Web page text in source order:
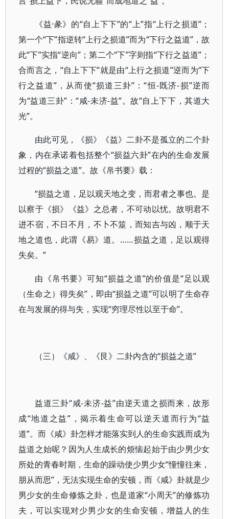
《益·彖》的“自上下下”的“上”指“上行之损道”；
第一个“下”指逆转“上行之损道”而为“下行之益道”，故
此“下”实指“逆向”；第二个“下”字则指“下行之益道”；
合而言之，“自上下下”就是由“上行之损道”逆而为“下
行之益道”，从而使“损道三卦”：“恒-既济-损”逆而
为“益道三卦”：“咸-未济-益”。故“自上下下，其道大
光”。
由此可见，《损》《益》二卦不是孤立的二个卦
象，内在承诺着包括整个“损益六卦”在内的生命发展
过程的“损益之道”。故《帛书要》载：
“损益之道，足以观天地之变，而君者之事也。是
以察于《损》《益》之总者，不可动以忧。故明君不
进不宿，不日不月，不卜不筮，而知吉与凶，顺于天
地之道也，此谓《易》道。……损益之道，足以观得
失矣。”
由《帛书要》可知“损益之道”的价值是“足以观
（生命之）得失矣”，即由“损益之道”可以明了生命存
在与发展的得与失，实现“穷理尽性以至于命”。
（三）《咸》、《艮》二卦内含的“损益之道”
益道三卦“咸-未济-益”由逆天道之损而来，故形
成“地道之益”，揭示着生命可以逆天道而行为“益
道”。而《咸》卦怎样才能落实到人的生命实践而成为
益道之始呢？因为人生成长的烦恼起始于由少男少女
所处的青春时期，生命的躁动使少男少女“憧憧往来，
朋从而思”，无法实现生命的安顿，而《咸》卦就是少
男少女的生命修炼之卦，也是道家“小周天”的修炼功
夫，可以实现对少男少女的生命安顿，增益人的生